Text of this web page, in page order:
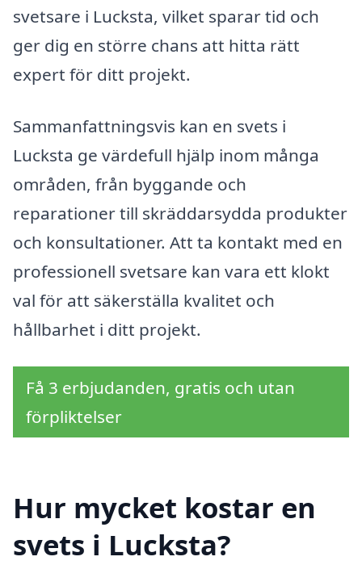
svetsare i Lucksta, vilket sparar tid och
ger dig en större chans att hitta rätt
expert för ditt projekt.
Sammanfattningsvis kan en svets i
Lucksta ge värdefull hjälp inom många
områden, från byggande och
reparationer till skräddarsydda produkter
och konsultationer. Att ta kontakt med en
professionell svetsare kan vara ett klokt
val för att säkerställa kvalitet och
hållbarhet i ditt projekt.
Få 3 erbjudanden, gratis och utan
förpliktelser
Hur mycket kostar en
svets i Lucksta?